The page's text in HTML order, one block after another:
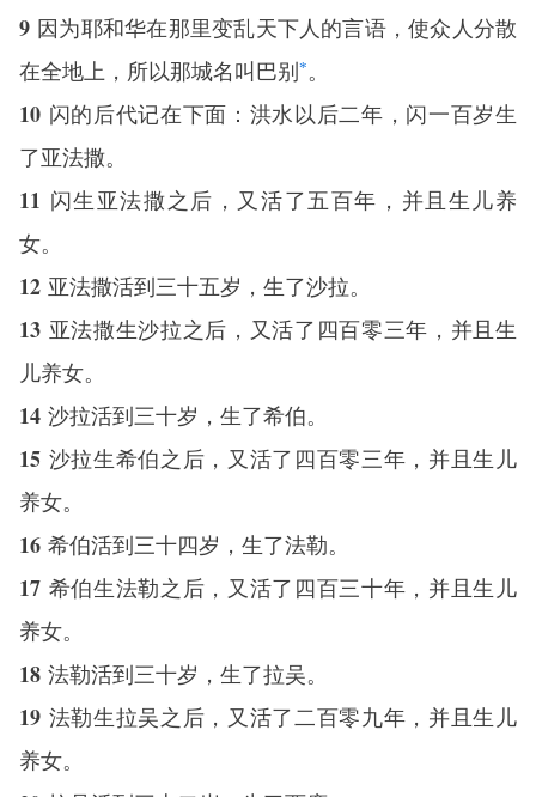
9 因为耶和华在那里变乱天下人的言语，使众人分散
在全地上，所以那城名叫巴别*。
10 闪的后代记在下面：洪水以后二年，闪一百岁生
了亚法撒。
11 闪生亚法撒之后，又活了五百年，并且生儿养
女。
12 亚法撒活到三十五岁，生了沙拉。
13 亚法撒生沙拉之后，又活了四百零三年，并且生
儿养女。
14 沙拉活到三十岁，生了希伯。
15 沙拉生希伯之后，又活了四百零三年，并且生儿
养女。
16 希伯活到三十四岁，生了法勒。
17 希伯生法勒之后，又活了四百三十年，并且生儿
养女。
18 法勒活到三十岁，生了拉吴。
19 法勒生拉吴之后，又活了二百零九年，并且生儿
养女。